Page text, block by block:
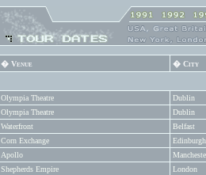
� Venue � City
Olympia Theatre Dublin
Olympia Theatre Dublin
Waterfront Belfast
Corn Exchange Edinburgh
Apollo
Shepherds Empire London